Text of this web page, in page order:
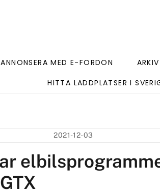
ANNONSERA MED E-FORDON ARKIV
HITTA LADDPLATSER I
2021-12-03